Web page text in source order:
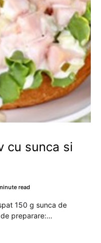
cu sunca si
read
150 g sunca de
preparare:…